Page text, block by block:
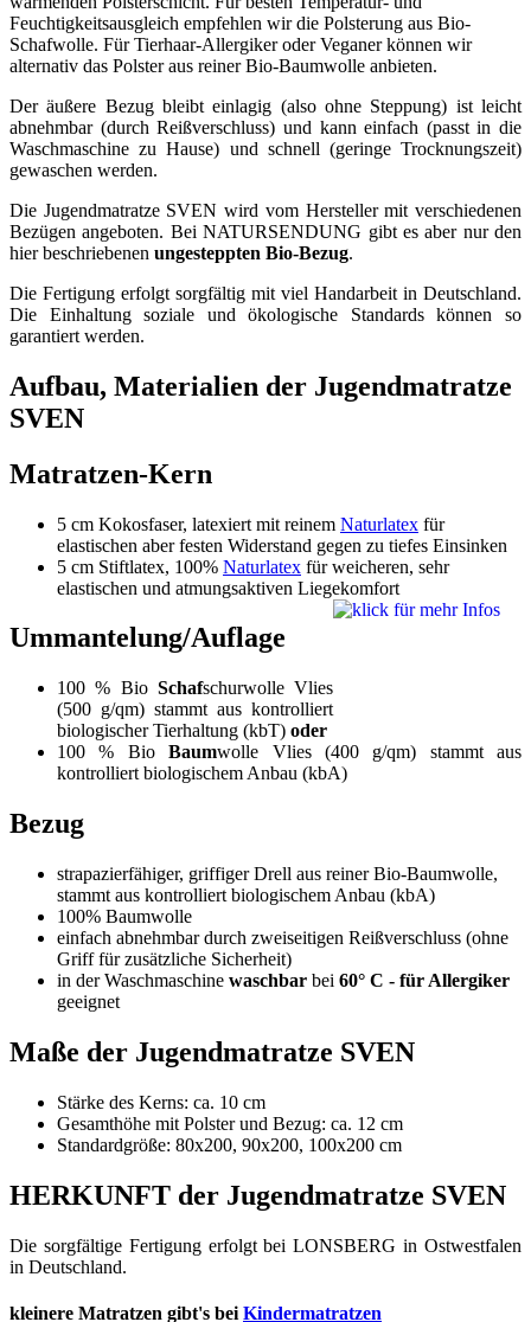
Feuchtigkeitsausgleich empfehlen wir die Polsterung aus Bio-
Schafwolle. Für Tierhaar-Allergiker oder Veganer können wir
alternativ das Polster aus reiner Bio-Baumwolle anbieten.
Der äußere Bezug bleibt einlagig (also ohne Steppung) ist leicht
abnehmbar (durch Reißverschluss) und kann einfach (passt in die
Waschmaschine zu Hause) und schnell (geringe Trocknungszeit)
gewaschen werden.
Die Jugendmatratze SVEN wird vom Hersteller mit verschiedenen
Bezügen angeboten. Bei NATURSENDUNG gibt es aber nur den
hier beschriebenen ungesteppten Bio-Bezug.
Die Fertigung erfolgt sorgfältig mit viel Handarbeit in Deutschland.
Die Einhaltung soziale und ökologische Standards können so
garantiert werden.
Aufbau, Materialien der Jugendmatratze
SVEN
Matratzen-Kern
5 cm Kokosfaser, latexiert mit reinem Naturlatex für
elastischen aber festen Widerstand gegen zu tiefes Einsinken
5 cm Stiftlatex, 100% Naturlatex für weicheren, sehr
elastischen und atmungsaktiven Liegekomfort
Ummantelung/Auflage
100 % Bio Schafschurwolle Vlies
(500 g/qm) stammt aus kontrolliert
biologischer Tierhaltung (kbT) oder
100 % BioBaumwolle Vlies (400 g/qm) stammt aus
kontrolliert biologischem Anbau (kbA)
Bezug
strapazierfähiger, griffiger Drell aus reiner Bio-Baumwolle,
stammt aus kontrolliert biologischem Anbau (kbA)
100% Baumwolle
einfach abnehmbar durch zweiseitigen Reißverschluss (ohne
Griff für zusätzliche Sicherheit)
in der Waschmaschine waschbar bei 60° C - für Allergiker
geeignet
Maße der Jugendmatratze SVEN
Stärke des Kerns: ca. 10 cm
Gesamthöhe mit Polster und Bezug: ca. 12 cm
Standardgröße: 80x200, 90x200, 100x200 cm
HERKUNFT der Jugendmatratze SVEN
Die sorgfältige Fertigung erfolgt bei LONSBERG in Ostwestfalen
in Deutschland.
kleinere Matratzen gibt's bei Kindermatratzen